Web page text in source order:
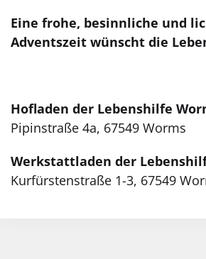
Eine frohe, besinnliche und
Adventszeit wünscht die
Hofladen der Lebenshilfe
Pipinstraße 4a, 67549 Worms
Werkstattladen der
Kurfürstenstraße 1-3, 67549